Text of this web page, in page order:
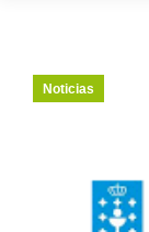
Noticias